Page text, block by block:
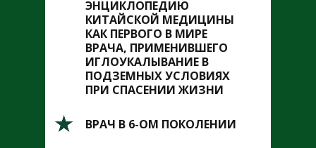
ЭНЦИКЛОПЕДИЮ
КИТАЙСКОЙ МЕДИЦИНЫ
КАК ПЕРВОГО В МИРЕ
ВРАЧА, ПРИМЕНИВШЕГО
ИГЛОУКАЛЫВАНИЕ В
ПОДЗЕМНЫХ УСЛОВИЯХ
ПРИ СПАСЕНИИ ЖИЗНИ
ВРАЧ В 6-ОМ ПОКОЛЕНИИ